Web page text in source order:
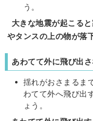
う。
大きな地震が起こる
やタンスの上の物が落
あわてて外に飛び出
揺れがおさまるま
わてて外へ飛び出
ょう。